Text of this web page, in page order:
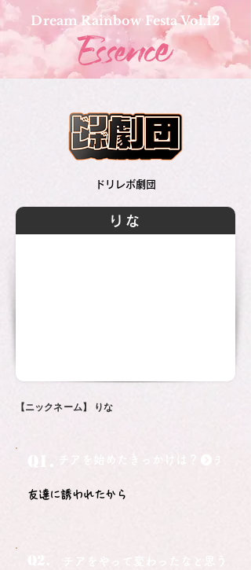
Dream Rainbow Festa Vol.12
ドリレボ劇団
りな
【ニックネーム】 りな
チアを始めたきっかけは？
友達に誘われたから